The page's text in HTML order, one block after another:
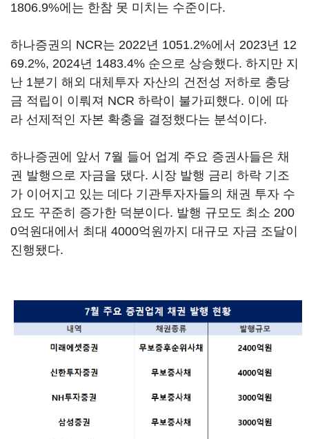
1806.9%에는 한참 못 미치는 수준이다.
하나증권의 NCR는 2022년 1051.2%에서 2023년 12
69.2%, 2024년 1483.4% 순으로 상승했다. 하지만 지
난 1분기 해외 대체투자 자산의 건전성 저하로 충당
금 적립이 이뤄져 NCR 하락이 불가피했다. 이에 따
라 선제적인 자본 확충을 결정했다는 분석이다.
하나증권에 앞서 7월 들어 업계 주요 증권사들은 채
권 발행으로 자금을 댔다. 시장 발행 금리 하락 기조
가 이어지고 있는 데다 기관투자자들의 채권 투자 수
요도 꾸준히 증가한 덕분이다. 발행 규모도 최소 200
0억원대에서 최대 4000억원까지 대규모 자금 조달이
진행됐다.